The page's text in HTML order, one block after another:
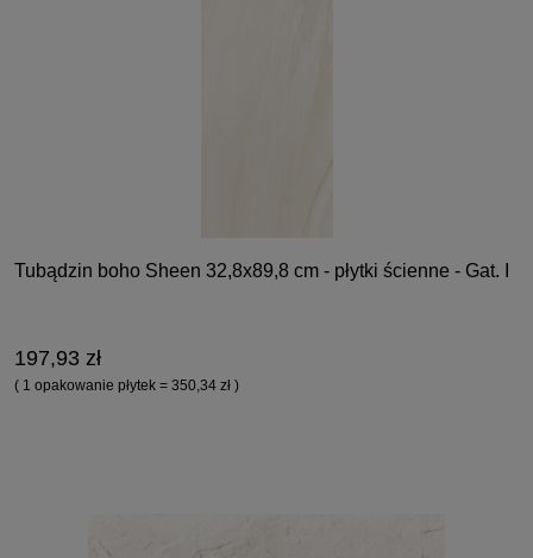
Tubądzin boho Sheen 32,8x89,8 cm - płytki ścienne - Gat. I
197,93 zł
( 1 opakowanie płytek = 350,34 zł )